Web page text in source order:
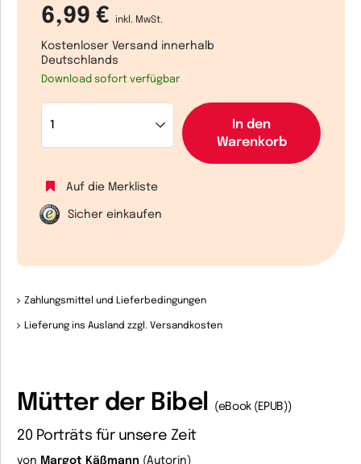
6,99 € inkl. MwSt.
Kostenloser Versand innerhalb
Deutschlands
Download sofort verfügbar
In den
Warenkorb
Auf die Merkliste
Sicher einkaufen
Zahlungsmittel und Lieferbedingungen
Lieferung ins Ausland zzgl. Versandkosten
Mütter der Bibel (eBook (EPUB))
20 Porträts für unsere Zeit
von Margot Käßmann (Autorin)